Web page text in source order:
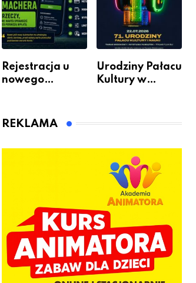
Rejestracja u
nowego
warto
Urodziny Pałacu
Kultury w
REKLAMA